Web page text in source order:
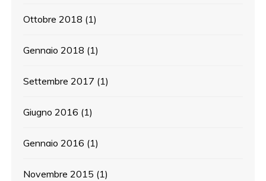
Ottobre 2018 (1)
Gennaio 2018 (1)
Settembre 2017 (1)
Giugno 2016 (1)
Gennaio 2016 (1)
Novembre 2015 (1)